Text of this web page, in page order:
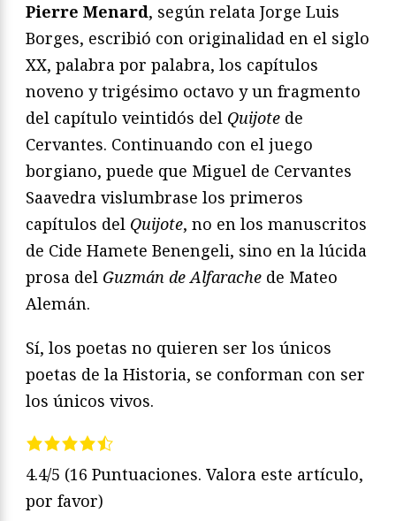
Pierre Menard, según relata Jorge Luis
Borges, escribió con originalidad en el siglo
XX, palabra por palabra, los capítulos
noveno y trigésimo octavo y un fragmento
del capítulo veintidós del Quijote de
Cervantes. Continuando con el juego
borgiano, puede que Miguel de Cervantes
Saavedra vislumbrase los primeros
capítulos del Quijote, no en los manuscritos
de Cide Hamete Benengeli, sino en la lúcida
prosa del Guzmán de Alfarache de Mateo
Alemán.
Sí, los poetas no quieren ser los únicos
poetas de la Historia, se conforman con ser
los únicos vivos.
4.4/5 (16 Puntuaciones. Valora este artículo,
por favor)